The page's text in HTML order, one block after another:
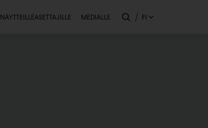
Toissijainen
NÄYTTEILLEASETTAJILLE MEDIALLE FI